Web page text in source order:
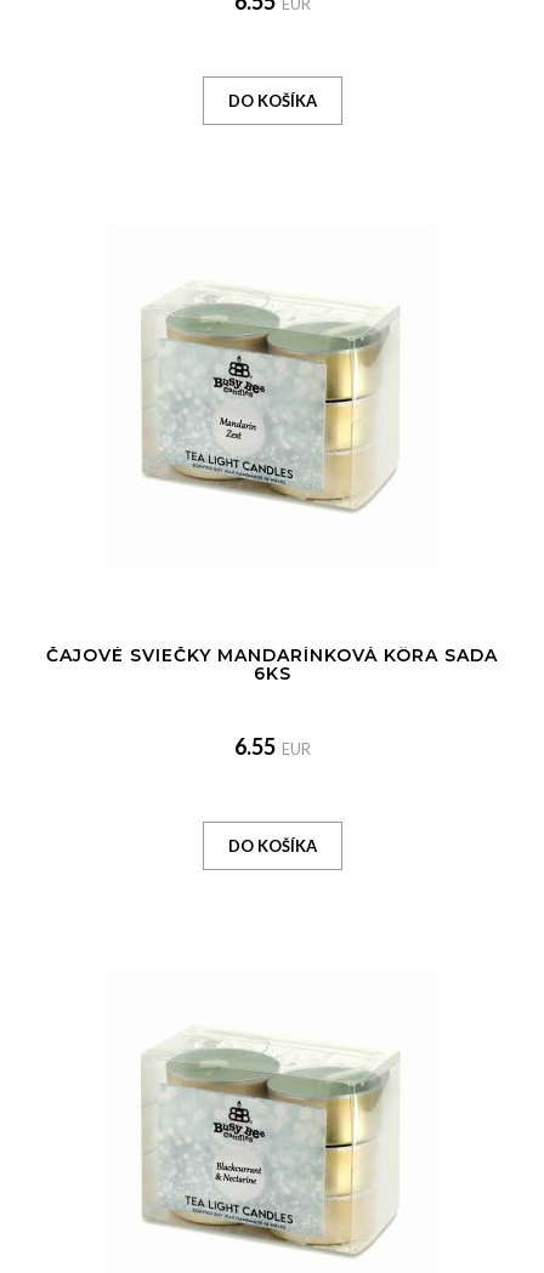
EUR
ČAJOVÉ SVIEČKY MANDARÍNKOVÁ KÔRA SADA
6KS
6.55 EUR